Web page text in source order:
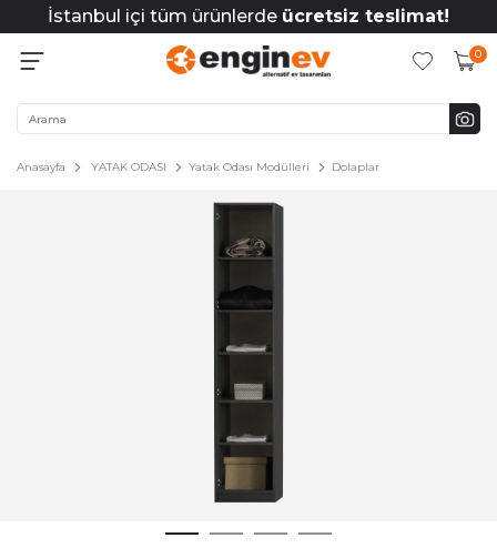
İstanbul içi tüm ürünlerde ücretsiz teslimat!
0
Anasayfa YATAK ODASI Yatak Odası Modülleri Dolaplar